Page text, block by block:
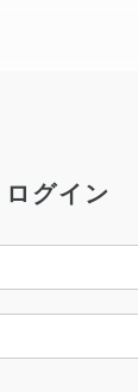
ログイン